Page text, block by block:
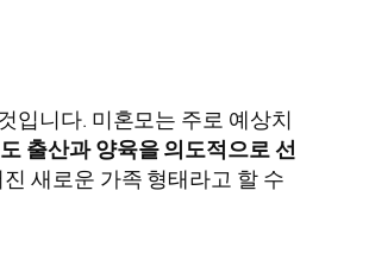
입니다. 미혼모는 주로 예상치
출산과 양육을 의도적으로 선
새로운 가족 형태라고 할 수